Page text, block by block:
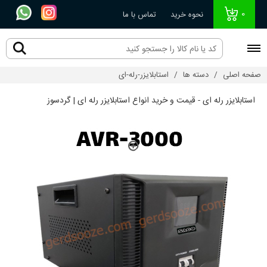
0 نحوه خرید تماس با ما
صفحه اصلی دسته ها استابلایزر-رله-ای
استابلایزر رله ای - قیمت و خرید انواع استابلایزر رله ای | گردسوز